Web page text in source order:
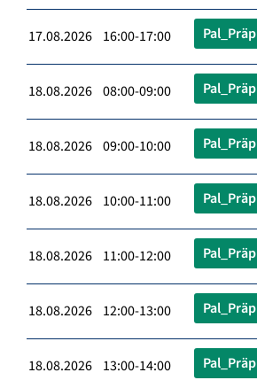
17.08.2026 16:00-17:00 Pal_Präp
18.08.2026 08:00-09:00 Pal_Präp
18.08.2026 09:00-10:00 Pal_Präp
18.08.2026 10:00-11:00 Pal_Präp
18.08.2026 11:00-12:00 Pal_Präp
18.08.2026 12:00-13:00 Pal_Präp
18.08.2026 13:00-14:00 Pal_Präp